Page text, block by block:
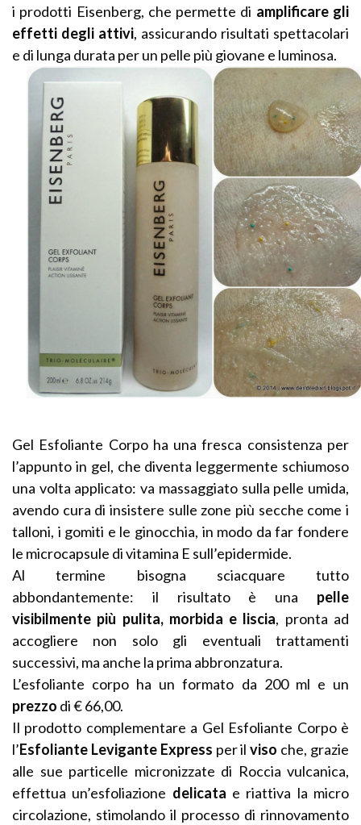
i prodotti Eisenberg, che permette di amplificare gli
effetti degli attivi, assicurando risultati spettacolari
e di lunga durata per un pelle più giovane e luminosa.
Gel Esfoliante Corpo ha una fresca consistenza per
l’appunto in gel, che diventa leggermente schiumoso
una volta applicato: va massaggiato sulla pelle umida,
avendo cura di insistere sulle zone più secche come i
talloni, i gomiti e le ginocchia, in modo da far fondere
le microcapsule di vitamina E sull’epidermide.
Al termine bisogna sciacquare tutto
abbondantemente: il risultato è una pelle
visibilmente più pulita, morbida e liscia, pronta ad
accogliere non solo gli eventuali trattamenti
successivi, ma anche la prima abbronzatura.
L’esfoliante corpo ha un formato da 200 ml e un
prezzo di € 66,00.
Il prodotto complementare a Gel Esfoliante Corpo è
l’Esfoliante Levigante Express per ilviso che, grazie
alle sue particelle micronizzate di Roccia vulcanica,
effettua un’esfoliazione delicata e riattiva la micro
circolazione, stimolando il processo di rinnovamento